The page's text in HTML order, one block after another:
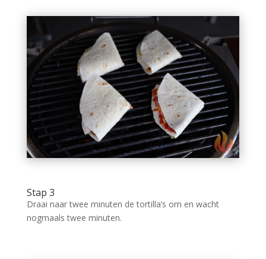
Stap 3
Draai naar twee minuten de tortilla’s om en wacht
nogmaals twee minuten.